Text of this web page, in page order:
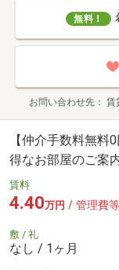
無料！
お問い合わせ先 賃
【仲介手数料無
得なお部屋のご案
賃料
4.40万円 / 管理費
敷 / 礼
なし / 1ヶ月